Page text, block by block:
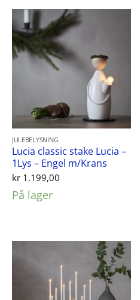
JULEBELYSNING
Lucia classic stake Lucia –
1Lys – Engel m/Krans
kr1.199,00
På lager